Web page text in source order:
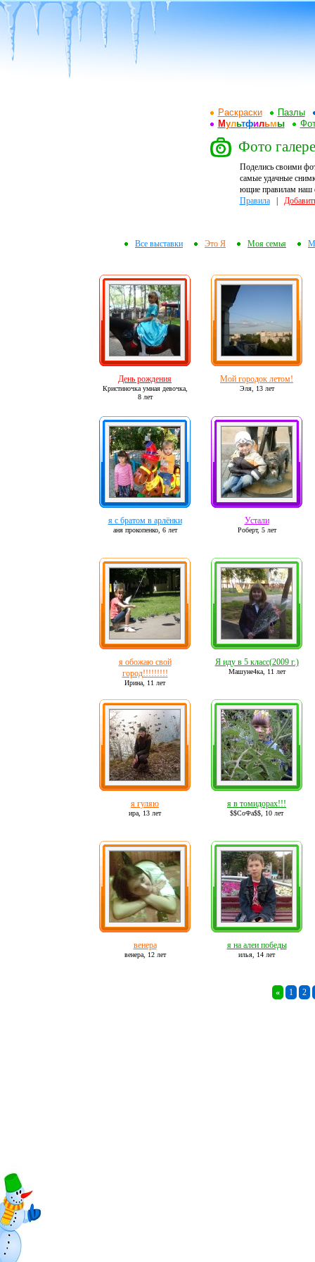
Раскраски
Пазлы
Мультфильмы
Фото
Поделись своими
самые удачные
ющие правилам наш
Правила|
Все выставки Это Я Моя семья
День рождения
Кристиночка умная девочка,
8 лет
Мой городок летом!
Эля, 13 лет
я с братом в арлёнки
аня прокопенко, 6 лет
Устали
Роберт, 5 лет
я обожаю свой
город!!!!!!!!!
Ирина, 11 лет
Я иду в 5 класс(2009 г.)
Машуне4ка, 11 лет
я гуляю
ира, 13 лет
я в томидорах!!!
$$СоФа$$, 10 лет
венера
венера, 12 лет
я на алеи победы
илья, 14 лет
« 1 2